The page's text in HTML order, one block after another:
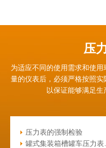
压
为适应不同的使用需求和使
量的仪表后，必须严格按照实
以保证能够满足
压力表的强制检验
罐式集装箱槽罐车压力表